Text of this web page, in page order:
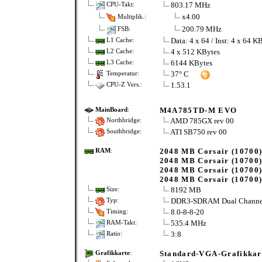
CPU-Takt: 803.17 MHz
Multiplik.: x4.00
FSB: 200.79 MHz
L1 Cache: Data: 4 x 64 / Inst: 4 x 64
L2 Cache: 4 x 512 KBytes
L3 Cache: 6144 KBytes
Temperatur: 37° C
CPU-Z Vers.: 1.53.1
MainBoard: M4A785TD-M EVO
Northbridge: AMD 785GX rev 00
Southbridge: ATI SB750 rev 00
RAM:
2048 MB Corsair (10700)
2048 MB Corsair (10700)
2048 MB Corsair (10700)
2048 MB Corsair (10700)
Size: 8192 MB
Typ: DDR3-SDRAM Dual
Timing: 8.0-8-8-20
RAM-Takt: 535.4 MHz
Ratio: 3:8
Grafikkarte: Standard-VGA-